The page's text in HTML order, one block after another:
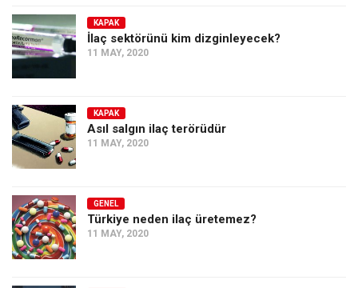
Dosyalar
KAPAK
İlaç sektörünü kim dizginleyecek?
11 MAY, 2020
KAPAK
Asıl salgın ilaç terörüdür
11 MAY, 2020
GENEL
Türkiye neden ilaç üretemez?
11 MAY, 2020